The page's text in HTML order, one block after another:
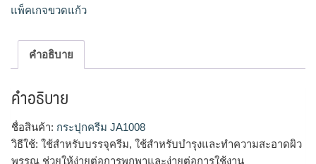
แพ็คเกจขวดแก้ว
คำอธิบาย
คำอธิบาย
ชื่อสินค้า: กระปุกครีม JA1008
วิธีใช้: ใช้สำหรับบรรจุครีม, ใช้สำหรับบำรุงและทำความสะอาดผิว
พรรณ ช่วยให้ง่ายต่อการพกพาและง่ายต่อการใช้งาน